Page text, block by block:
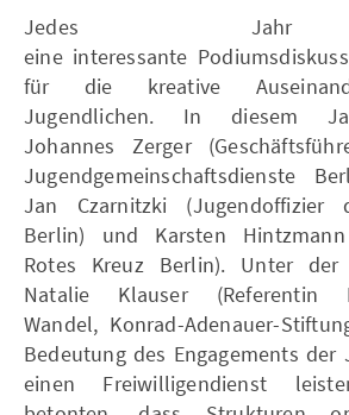
Jedes
eine interessante
für die kreative
Jugendlichen. In diesem
Johannes Zerger
Jugendgemeinschaftsdienste
Jan Czarnitzki (Jugendoffizier
Berlin) und Karsten Hintzmann
Rotes Kreuz Berlin). Unter der
Natalie Klauser (Referentin
Wandel, Konrad-Adenauer-
Bedeutung des Engagements der
einen Freiwilligendienst